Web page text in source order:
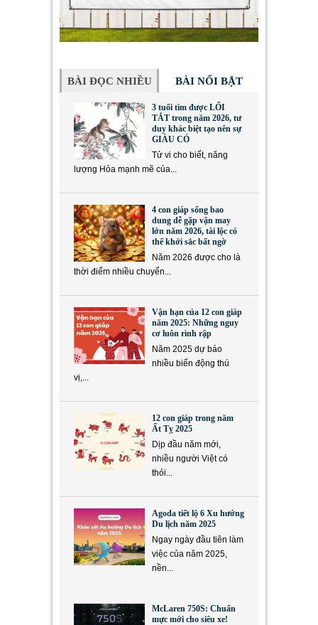
BÀI ĐỌC NHIỀU BÀI NỔI BẬT
3 tuổi tìm được LỐI
TẮT trong năm 2026, tư
duy khác biệt tạo nên sự
GIÀU CÓ
Tử vi cho biết, năng
lượng Hỏa mạnh mẽ của...
4 con giáp sống bao
dung dễ gặp vận may
lớn năm 2026, tài lộc có
thể khởi sắc bất ngờ
Năm 2026 được cho là
thời điểm nhiều chuyển...
Vận hạn của 12 con giáp
năm 2025: Những nguy
cơ luôn rình rập
Năm 2025 dự báo
nhiều biến động thú
vị,...
12 con giáp trong năm
Ất Tỵ 2025
Dịp đầu năm mới,
nhiều người Việt có
thói...
Agoda tiết lộ 6 Xu hướng
Du lịch năm 2025
Ngay ngày đầu tiên làm
việc của năm 2025,
nền...
McLaren 750S: Chuẩn
mực mới cho siêu xe!